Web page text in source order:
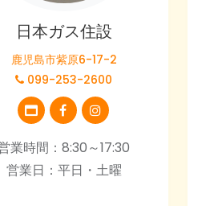
日本ガス住設
鹿児島市紫原6-17-2
099-253-2600
業時間：8:30～17:30
営業日：平日・土曜